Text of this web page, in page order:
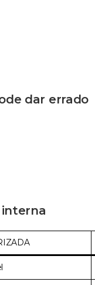
dar errado
interna